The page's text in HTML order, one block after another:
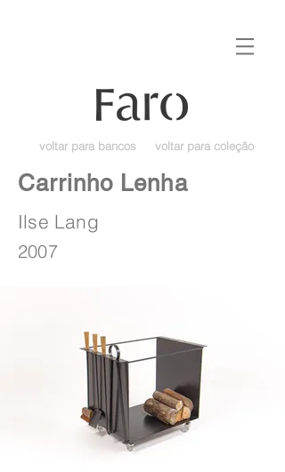
voltar para bancos voltar para coleção
Carrinho Lenha
Ilse Lang
2007